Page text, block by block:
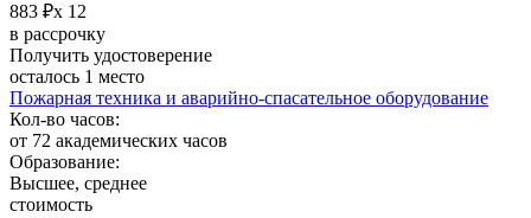
883 ₽х 12
в рассрочку
Получить удостоверение
осталось 1 место
Пожарная техника и аварийно-спасательное оборудование
Кол-во часов:
от 72 академических часов
Образование:
Высшее, среднее
стоимость